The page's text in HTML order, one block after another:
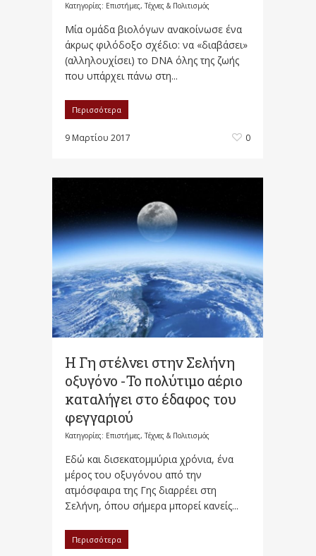
Κατηγορίες: Επιστήμες, Τέχνες & Πολιτισμός
Μία ομάδα βιολόγων ανακοίνωσε ένα
άκρως φιλόδοξο σχέδιο: να «διαβάσει»
(αλληλουχίσει) το DNA όλης της ζωής
που υπάρχει πάνω στη...
Περισσότερα
9 Μαρτίου 2017 0
Η Γη στέλνει στην Σελήνη
οξυγόνο -Το πολύτιμο αέριο
καταλήγει στο έδαφος του
φεγγαριού
Κατηγορίες: Επιστήμες, Τέχνες & Πολιτισμός
Εδώ και δισεκατομμύρια χρόνια, ένα
μέρος του οξυγόνου από την
ατμόσφαιρα της Γης διαρρέει στη
Σελήνη, όπου σήμερα μπορεί κανείς...
Περισσότερα